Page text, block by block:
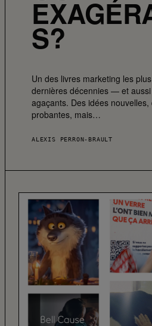
S?
Un des livres marketing les
dernières décennies — et aussi
agaçants. Des idées
probantes, mais…
ALEXIS PERRON-BRAULT